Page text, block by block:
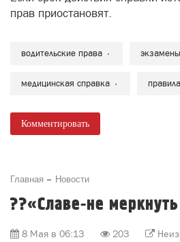
прав приостановят.
водительские права экзамены
медицинская справка правила
Комментировать
Главная Новости
??«Славе-не меркнуть
8 Мая в 06:13 203